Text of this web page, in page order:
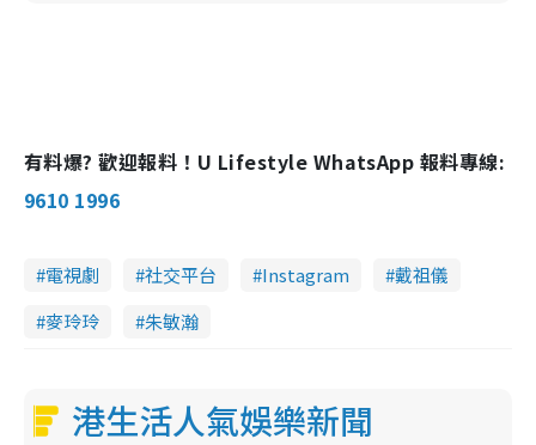
有料爆? 歡迎報料！U Lifestyle WhatsApp 報料專線:
9610 1996
電視劇 社交平台 Instagram
戴祖儀
麥玲玲
朱敏瀚
港生活人氣娛樂新聞